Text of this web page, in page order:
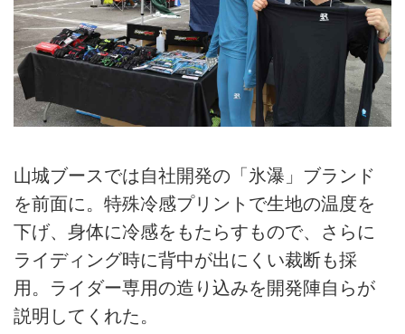
山城ブースでは自社開発の「氷瀑」ブランド
を前面に。特殊冷感プリントで生地の温度を
下げ、身体に冷感をもたらすもので、さらに
ライディング時に背中が出にくい裁断も採
用。ライダー専用の造り込みを開発陣自らが
説明してくれた。